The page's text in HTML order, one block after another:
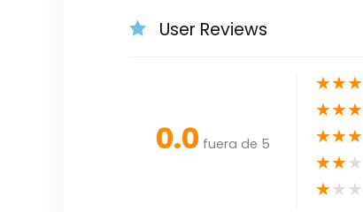
User Reviews
0.0 fuera de 5
★★★
★★★
★★★
★★★
★★★